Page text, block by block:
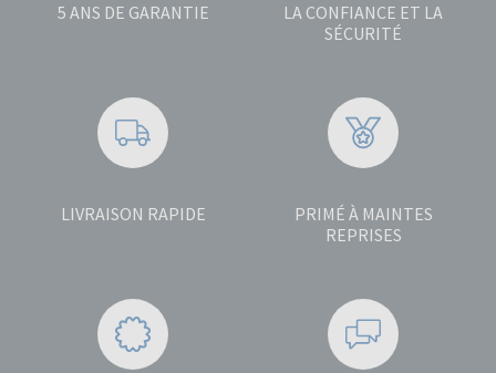
5 ANS DE GARANTIE
LA CONFIANCE ET LA
SÉCURITÉ
LIVRAISON RAPIDE
PRIMÉ À MAINTES
REPRISES